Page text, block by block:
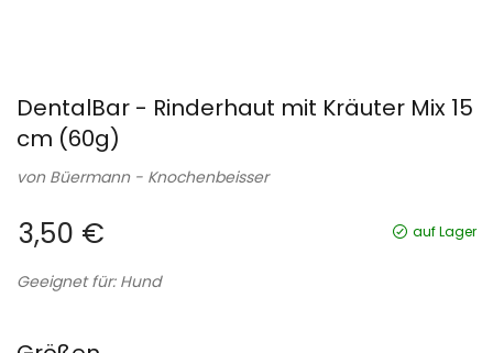
DentalBar - Rinderhaut mit Kräuter Mix 15
cm (60g)
von Büermann - Knochenbeisser
3,50 € auf Lager
Geeignet für: Hund